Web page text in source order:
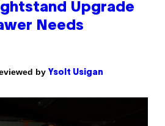
Upgrade
Needs
by Ysolt Usigan